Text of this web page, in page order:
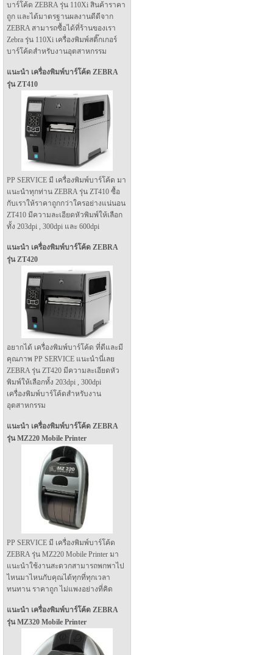
บาร์โค้ด ZEBRA รุ่น 110Xi สินค้าราคา
ถูก และได้มาตรฐานผลงานดีดีจาก
ZEBRA สามารถซื้อได้ที่ร้านของเรา
Zebra รุ่น 110Xi เครื่องพิมพ์สติ๊กเกอร์
บาร์โค้ดสำหรับงานอุตสาหกรรม
แนะนำ เครื่องพิมพ์บาร์โค้ด ZEBRA
รุ่น ZT410
PP SERVICE มี เครื่องพิมพ์บาร์โค้ด มา
แนะนำทุกท่าน ZEBRA รุ่น ZT410 ซื้อ
กับเราให้ราคาถูกกว่าใครอย่างแน่นอน
ZT410 มีความละเอียดหัวพิมพ์ให้เลือก
ทั้ง 203dpi , 300dpi และ 600dpi
แนะนำ เครื่องพิมพ์บาร์โค้ด ZEBRA
รุ่น ZT420
อยากได้ เครื่องพิมพ์บาร์โค้ด ที่ดีและมี
คุณภาพ PP SERVICE แนะนำนี่เลย
ZEBRA รุ่น ZT420 มีความละเอียดหัว
พิมพ์ให้เลือกทั้ง 203dpi , 300dpi
เครื่องพิมพ์บาร์โค้ดสำหรับงาน
อุตสาหกรรม
แนะนำ เครื่องพิมพ์บาร์โค้ด ZEBRA
รุ่น MZ220 Mobile Printer
PP SERVICE มี เครื่องพิมพ์บาร์โค้ด
ZEBRA รุ่น MZ220 Mobile Printer มา
แนะนำใช้งานสะดวกสามารถพกพาไป
ไหนมาไหนกับคุณได้ทุกที่ทุกเวลา
ทนทาน ราคาถูก ไม่แพงอย่างที่คิด
แนะนำ เครื่องพิมพ์บาร์โค้ด ZEBRA
รุ่น MZ320 Mobile Printer